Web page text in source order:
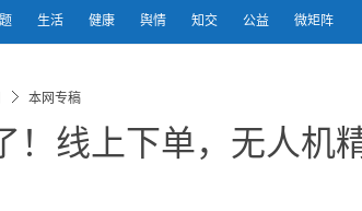
生活 健康 舆情 知交 公益 微矩阵
本网专稿
！线上下单，无人机